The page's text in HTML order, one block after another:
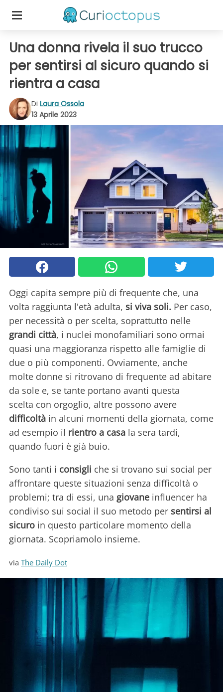
Una donna rivela il suo trucco
per sentirsi al sicuro quando si
rientra a casa
Di Laura Ossola
13 Aprile 2023
Oggi capita sempre più di frequente che, una
volta raggiunta l'età adulta, si viva soli. Per caso,
per necessità o per scelta, soprattutto nelle
grandi città, i nuclei monofamiliari sono ormai
quasi una maggioranza rispetto alle famiglie di
due o più componenti. Ovviamente, anche
molte donne si ritrovano di frequente ad abitare
da sole e, se tante portano avanti questa
scelta con orgoglio, altre possono avere
difficoltà in alcuni momenti della giornata, come
ad esempio il rientro a casa la sera tardi,
quando fuori è già buio.
Sono tanti i consigli che si trovano sui social per
affrontare queste situazioni senza difficoltà o
problemi; tra di essi, una giovane influencer ha
condiviso sui social il suo metodo per sentirsi al
sicuro in questo particolare momento della
giornata. Scopriamolo insieme.
via The Daily Dot